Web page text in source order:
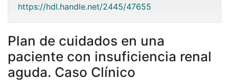
https://hdl.handle.net/2445/47655
Plan de cuidados en una
paciente con insuficiencia renal
aguda. Caso Clínico